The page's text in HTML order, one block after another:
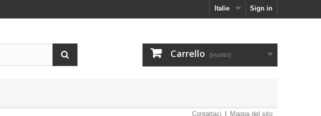
Sign in
Italie
Carrello (vuoto)
Contattaci Mappa del sito